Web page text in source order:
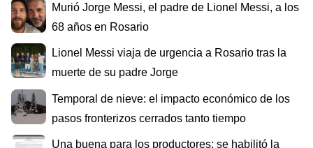
Murió Jorge Messi, el padre de Lionel Messi, a los
68 años en Rosario
Lionel Messi viaja de urgencia a Rosario tras la
muerte de su padre Jorge
Temporal de nieve: el impacto económico de los
pasos fronterizos cerrados tanto tiempo
Una buena para los productores: se habilitó la